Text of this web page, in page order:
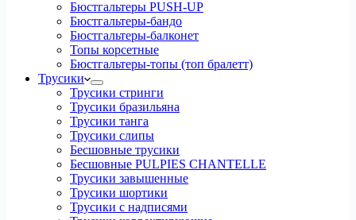
Бюстгальтеры PUSH-UP
Бюстгальтеры-бандо
Бюстгальтеры-балконет
Топы корсетные
Бюстгальтеры-топы (топ бралетт)
Трусики
Трусики стринги
Трусики бразильяна
Трусики танга
Трусики слипы
Бесшовные трусики
Бесшовные PULPIES CHANTELLE
Трусики завышенные
Трусики шортики
Трусики с надписями